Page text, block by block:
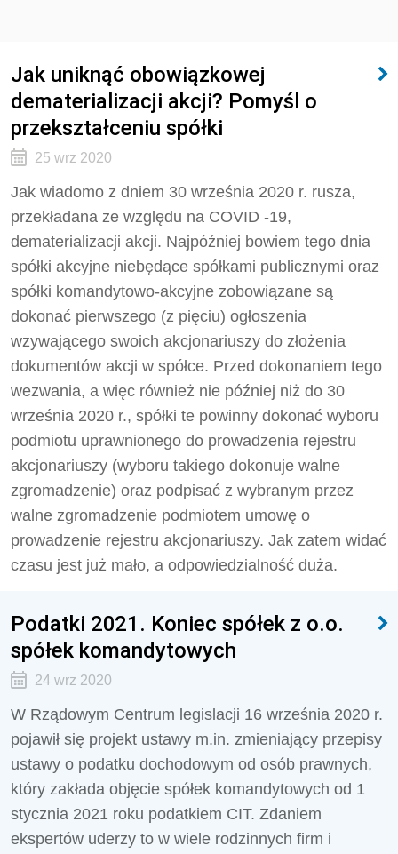
Jak uniknąć obowiązkowej
dematerializacji akcji? Pomyśl o
przekształceniu spółki
25 wrz 2020
Jak wiadomo z dniem 30 września 2020 r. rusza,
przekładana ze względu na COVID -19,
dematerializacji akcji. Najpóźniej bowiem tego dnia
spółki akcyjne niebędące spółkami publicznymi oraz
spółki komandytowo-akcyjne zobowiązane są
dokonać pierwszego (z pięciu) ogłoszenia
wzywającego swoich akcjonariuszy do złożenia
dokumentów akcji w spółce. Przed dokonaniem tego
wezwania, a więc również nie później niż do 30
września 2020 r., spółki te powinny dokonać wyboru
podmiotu uprawnionego do prowadzenia rejestru
akcjonariuszy (wyboru takiego dokonuje walne
zgromadzenie) oraz podpisać z wybranym przez
walne zgromadzenie podmiotem umowę o
prowadzenie rejestru akcjonariuszy. Jak zatem widać
czasu jest już mało, a odpowiedzialność duża.
Podatki 2021. Koniec spółek z o.o.
spółek komandytowych
24 wrz 2020
W Rządowym Centrum legislacji 16 września 2020 r.
pojawił się projekt ustawy m.in. zmieniający przepisy
ustawy o podatku dochodowym od osób prawnych,
który zakłada objęcie spółek komandytowych od 1
stycznia 2021 roku podatkiem CIT. Zdaniem
ekspertów uderzy to w wiele rodzinnych firm i